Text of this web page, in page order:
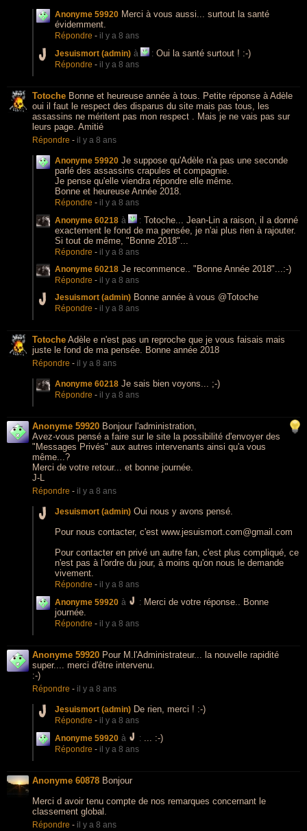
Anonyme 59920 Merci à vous aussi... surtout la santé
évidemment.
Répondre - il y a 8 ans
Jesuismort (admin) à : Oui la santé surtout ! :-)
Répondre - il y a 8 ans
Totoche Bonne et heureuse année à tous. Petite réponse à Adèle
oui il faut le respect des disparus du site mais pas tous, les
assassins ne méritent pas mon respect . Mais je ne vais pas sur
leurs page. Amitié
Répondre - il y a 8 ans
Anonyme 59920 Je suppose qu'Adèle n'a pas une seconde
parlé des assassins crapules et compagnie.
Je pense qu'elle viendra répondre elle même.
Bonne et heureuse Année 2018.
Répondre - il y a 8 ans
Anonyme 60218 à : Totoche... Jean-Lin a raison, il a donné
exactement le fond de ma pensée, je n'ai plus rien à rajouter.
Si tout de même, "Bonne 2018"...
Répondre - il y a 8 ans
Anonyme 60218 Je recommence.. "Bonne Année 2018"...:-)
Répondre - il y a 8 ans
Jesuismort (admin) Bonne année à vous @Totoche
Répondre - il y a 8 ans
Totoche Adèle e n'est pas un reproche que je vous faisais mais
juste le fond de ma pensée. Bonne année 2018
Répondre - il y a 8 ans
Anonyme 60218 Je sais bien voyons... ;-)
Répondre - il y a 8 ans
Anonyme 59920 Bonjour l'administration,
Avez-vous pensé a faire sur le site la possibilité d'envoyer des
"Messages Privés" aux autres intervenants ainsi qu'a vous
même...?
Merci de votre retour... et bonne journée.
J-L
Répondre - il y a 8 ans
Jesuismort (admin) Oui nous y avons pensé.
Pour nous contacter, c'est www.jesuismort.com@gmail.com
Pour contacter en privé un autre fan, c'est plus compliqué, ce
n'est pas à l'ordre du jour, à moins qu'on nous le demande
vivement.
Répondre - il y a 8 ans
Anonyme 59920 à : Merci de votre réponse.. Bonne
journée.
Répondre - il y a 8 ans
Anonyme 59920 Pour M.l'Administrateur... la nouvelle rapidité
super.... merci d'être intervenu.
:-)
Répondre - il y a 8 ans
Jesuismort (admin) De rien, merci ! :-)
Répondre - il y a 8 ans
Anonyme 59920 à : ... :-)
Répondre - il y a 8 ans
Anonyme 60878 Bonjour
Merci d avoir tenu compte de nos remarques concernant le
classement global.
Répondre - il y a 8 ans